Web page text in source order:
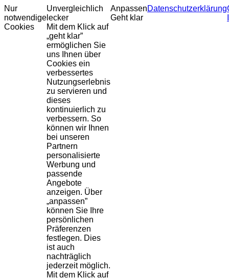
Nur
notwendige
Cookies
Unvergleichlich
lecker
Mit dem Klick auf
„geht klar”
ermöglichen Sie
uns Ihnen über
Cookies ein
verbessertes
Nutzungserlebnis
zu servieren und
dieses
kontinuierlich zu
verbessern. So
können wir Ihnen
bei unseren
Partnern
personalisierte
Werbung und
passende
Angebote
anzeigen. Über
„anpassen”
können Sie Ihre
persönlichen
Präferenzen
festlegen. Dies
ist auch
nachträglich
jederzeit möglich.
Mit dem Klick auf
Anpassen
Geht klar
Datenschutzerklärung